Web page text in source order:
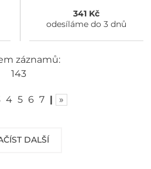
341 Kč
odesíláme do 3 dnů
DALŠÍ
záznamů:
143
4 5 6 7 | »